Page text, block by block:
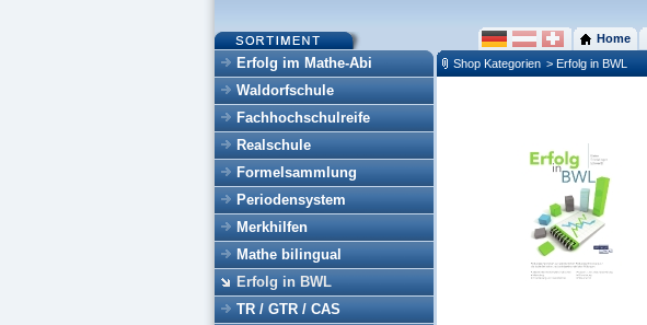
Erfolg im Mathe-Abi
Waldorfschule
Fachhochschulreife
Realschule
Formelsammlung
Periodensystem
Merkhilfen
Mathe bilingual
Erfolg in BWL
TR / GTR / CAS
Home
Shop Kategorien > Erfolg in BWL